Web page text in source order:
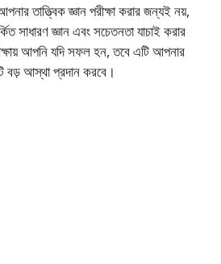
তাত্ত্বিক জ্ঞান পরীক্ষা করার জন্যই নয়,
সাধারণ জ্ঞান এবং সচেতনতা যাচাই করার
আপনি যদি সফল হন, তবে এটি আপনার
বড় আস্থা প্রদান করবে।